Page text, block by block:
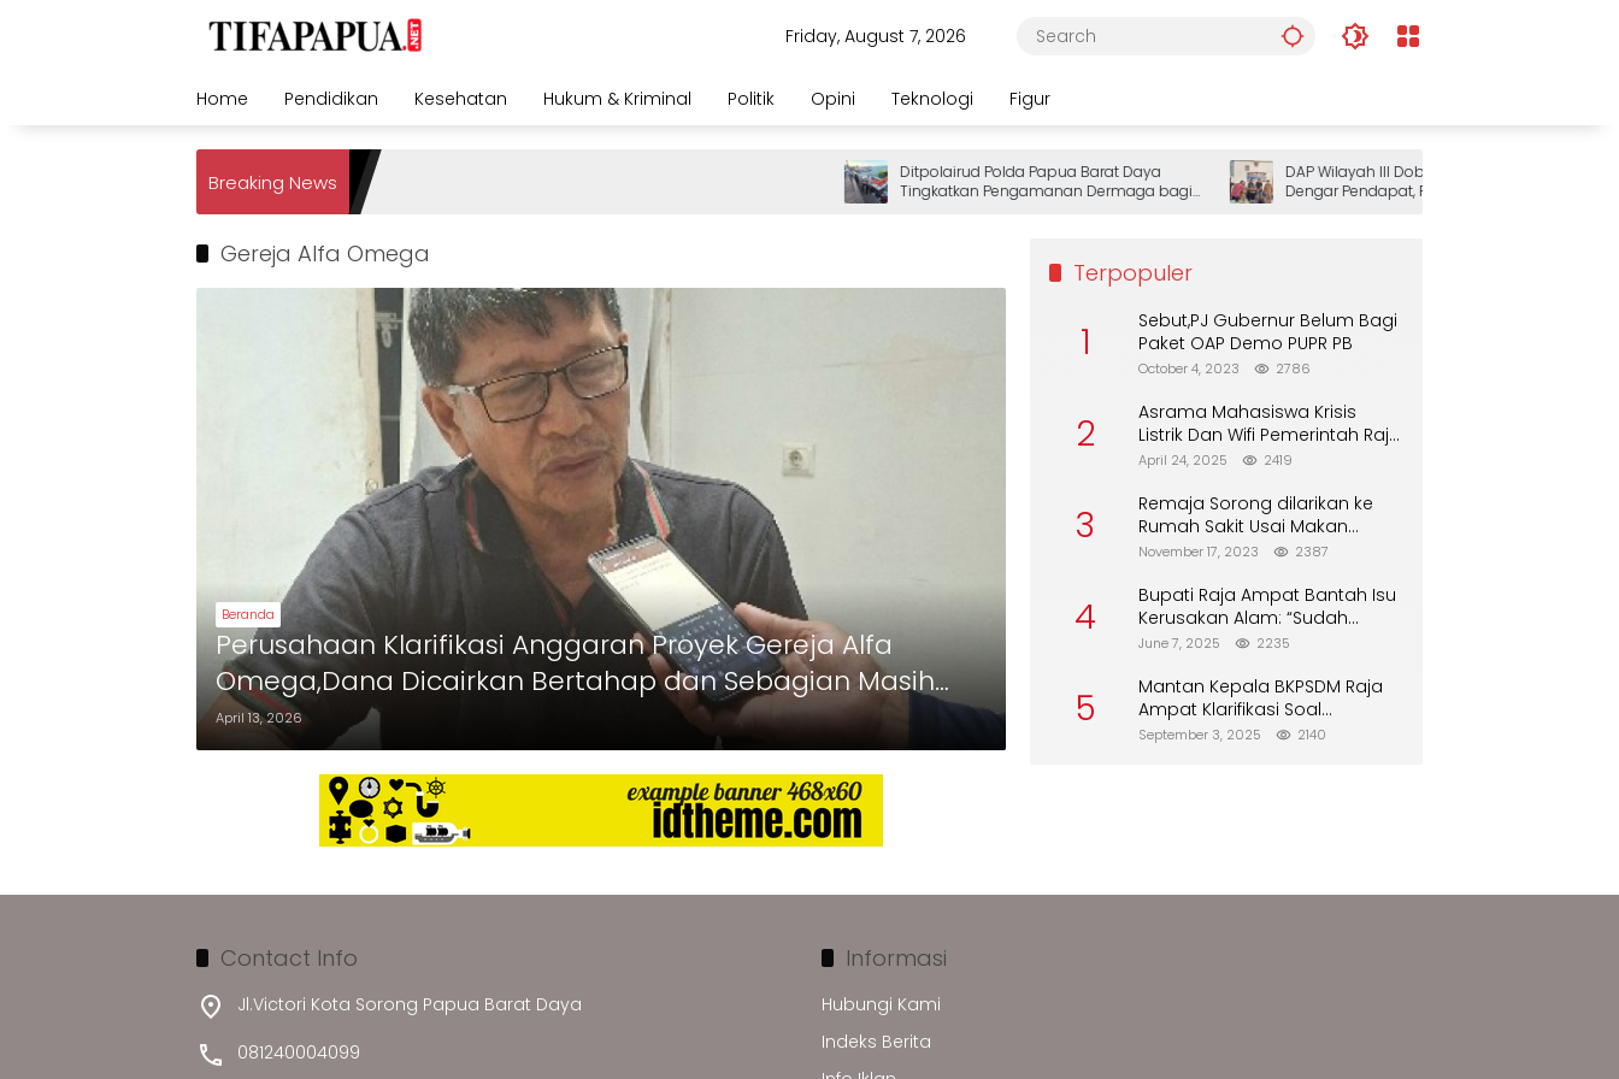
Friday, August 7, 2026
Home Pendidikan Kesehatan Hukum & Kriminal Politik Opini Teknologi Figur
Breaking News
Ditpolairud Polda Papua Barat Daya
Tingkatkan Pengamanan Dermaga bagi
Wisatawan
DAP Wilayah III Doberay Gelar Rapat
Dengar Pendapat, Perkuat Sinergi
Pemerintah dan Masyarakat Adat
Gereja Alfa Omega
Beranda
Perusahaan Klarifikasi Anggaran Proyek Gereja Alfa
Omega,Dana Dicairkan Bertahap dan Sebagian Masih
Diblokir
April 13, 2026
Terpopuler
1
Sebut,PJ Gubernur Belum Bagi
Paket OAP Demo PUPR PB
October 4, 2023 2786
2
Asrama Mahasiswa Krisis
Listrik Dan Wifi Pemerintah Raja
Ampat Alasan Tunggu DPA
April 24, 2025 2419
3
Remaja Sorong dilarikan ke
Rumah Sakit Usai Makan
Biskuit dari Alfamart
November 17, 2023 2387
4
Bupati Raja Ampat Bantah Isu
Kerusakan Alam: “Sudah
Direboisasi dan Tidak Merusak
June 7, 2025 2235
5
Mantan Kepala BKPSDM Raja
Ampat Klarifikasi Soal
Pergantian Jabatan
September 3, 2025 2140
Contact Info
Jl.Victori Kota Sorong Papua Barat Daya
081240004099
Informasi
Hubungi Kami
Indeks Berita